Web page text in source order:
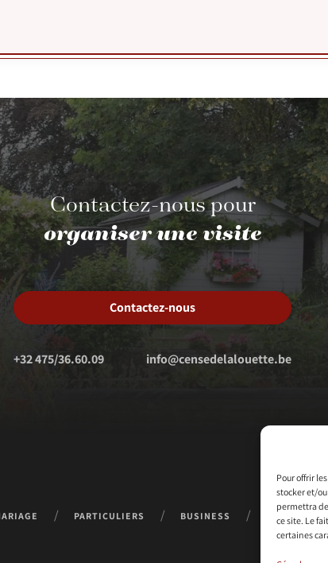
Pour offrir
stocker et/
permettra
ce site. Le
certaines
Contactez-nous pour
organiser une visite
Contactez-nous
+32 475/36.60.09 info@censedelalouette.be
PARTICULIERS BUSINESS CONTACT